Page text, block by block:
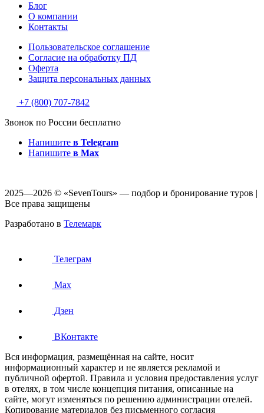
Блог
О компании
Контакты
Пользовательское соглашение
Согласие на обработку ПД
Оферта
Защитa персональных данных
+7 (800) 707-7842
Звонок по России бесплатно
Напишите в Telegram
Напишите в Max
2025—2026 © «SevenTours» — подбор и бронирование туров |
Все права защищены
Разработано в Телемарк
Телеграм
Max
Дзен
ВКонтакте
Вся информация, размещённая на сайте, носит
информационный характер и не является рекламой и
публичной офертой. Правила и условия предоставления услуг
в отелях, в том числе концепция питания, описанные на
сайте, могут изменяться по решению администрации отелей.
Копирование материалов без письменного согласия